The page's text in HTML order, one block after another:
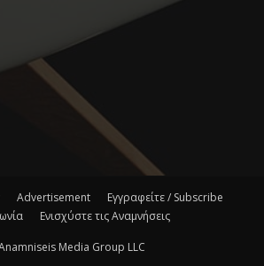
Advertisement
Εγγραφείτε / Subscribe
Ενισχύστε τις Αναμνήσεις
Media Group LLC